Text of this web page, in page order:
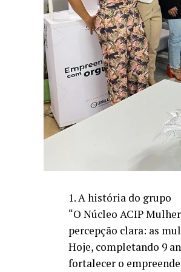
1. A história do grupo
“O Núcleo ACIP
percepção clara: as
Hoje, completando 9
fortalecer o